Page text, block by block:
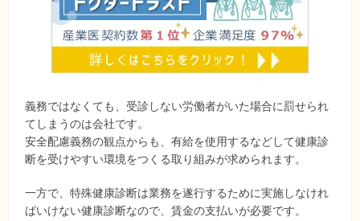
義務ではなくても、受診しない労働者がいた場合に罰せられ
てしまうのは会社です。
安全配慮義務の観点からも、有給を使用するなどして健康診
断を受けやすい環境をつくる取り組みが求められます。
一方で、特殊健康診断は業務を遂行するために実施しなけれ
ばいけない健康診断なので、賃金の支払いが必要です。